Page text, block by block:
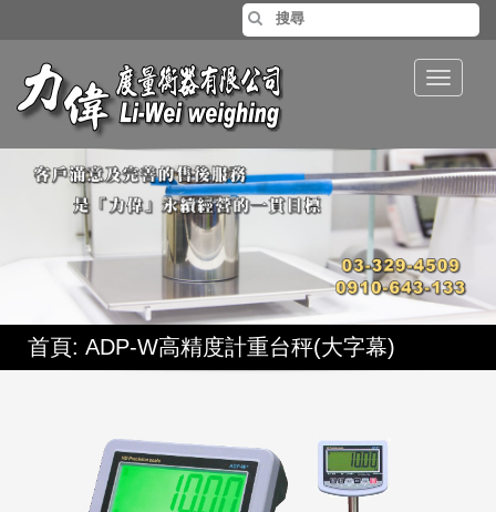
Toggle
首頁: ADP-W高精度計重台秤(大字幕)